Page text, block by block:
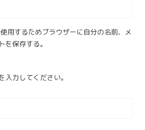
用するためブラウザーに自分の名前、メ
を保存する。
入力してください。